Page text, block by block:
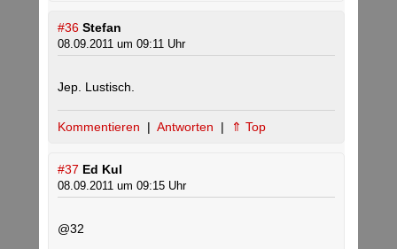
#36 Stefan
08.09.2011 um 09:11 Uhr
Jep. Lustisch.
Kommentieren | Antworten | ⇑ Top
#37 Ed Kul
08.09.2011 um 09:15 Uhr
@32